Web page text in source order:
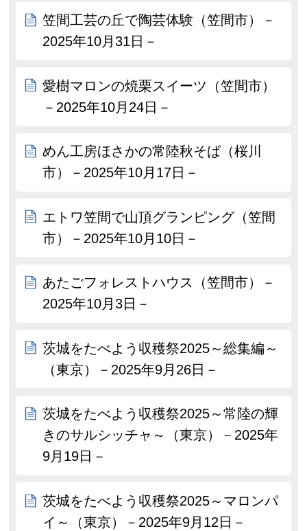
笠間工芸の丘で陶芸体験（笠間市）－
2025年10月31日－
愛樹マロンの焼栗スイーツ（笠間市）
－2025年10月24日－
めん工房ほさかの常陸秋そば（桜川
市）－2025年10月17日－
エトワ笠間で山頂グランピング（笠間
市）－2025年10月10日－
あたごフォレストハウス（笠間市）－
2025年10月3日－
茨城をたべよう収穫祭2025～総集編～
（東京）－2025年9月26日－
茨城をたべよう収穫祭2025～常陸の輝
きのサルシッチャ～（東京）－2025年
9月19日－
茨城をたべよう収穫祭2025～マロンパ
イ～（東京）－2025年9月12日－